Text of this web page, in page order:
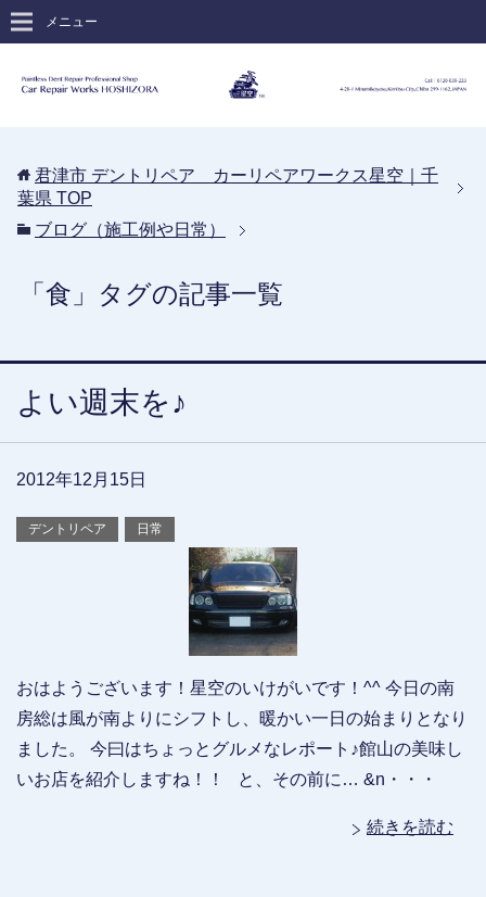
メニュー
君津市 デントリペア カーリペアワークス星空｜千
葉県 TOP
ブログ（施工例や日常）
「食」タグの記事一覧
よい週末を♪
2012年12月15日
デントリペア 日常
おはようございます！星空のいけがいです！^^ 今日の南
房総は風が南よりにシフトし、暖かい一日の始まりとなり
ました。 今曰はちょっとグルメなレポート♪館山の美味し
いお店を紹介しますね！！ と、その前に… &n・・・
続きを読む